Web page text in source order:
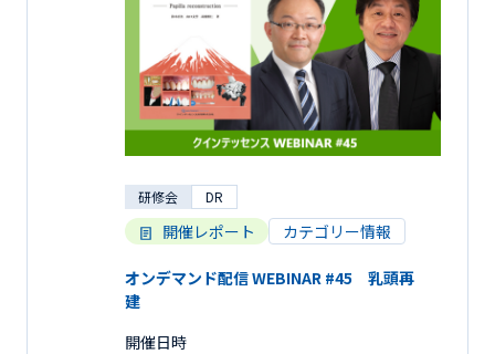
研修会 DR
開催レポート カテゴリー情報
オンデマンド配信 WEBINAR #45 乳頭再
建
開催日時